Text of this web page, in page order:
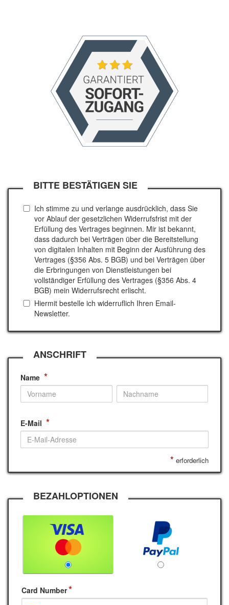
BITTE BESTÄTIGEN SIE
Ich stimme zu und verlange ausdrücklich, dass Sie
vor Ablauf der gesetzlichen Widerrufsfrist mit der
Erfüllung des Vertrages beginnen. Mir ist bekannt,
dass dadurch bei Verträgen über die Bereitstellung
von digitalen Inhalten mit Beginn der Ausführung des
Vertrages (§356 Abs. 5 BGB) und bei Verträgen über
die Erbringungen von Dienstleistungen bei
vollständiger Erfüllung des Vertrages (§356 Abs. 4
BGB) mein Widerrufsrecht erlischt.
Hiermit bestelle ich widerruflich Ihren Email-
Newsletter.
ANSCHRIFT
Name *
E-Mail *
* erforderlich
BEZAHLOPTIONEN
Card Number